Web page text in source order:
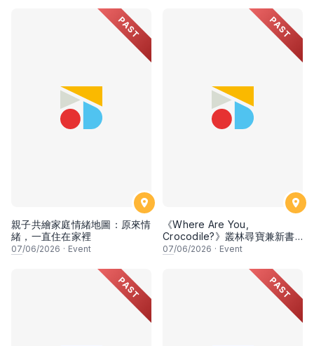
PAST
親子共繪家庭情緒地圖：原來情
緒，一直住在家裡
07/06/2026 · Event
PAST
《Where Are You,
Crocodile?》叢林尋寶兼新書
分享會
07/06/2026 · Event
PAST PAST